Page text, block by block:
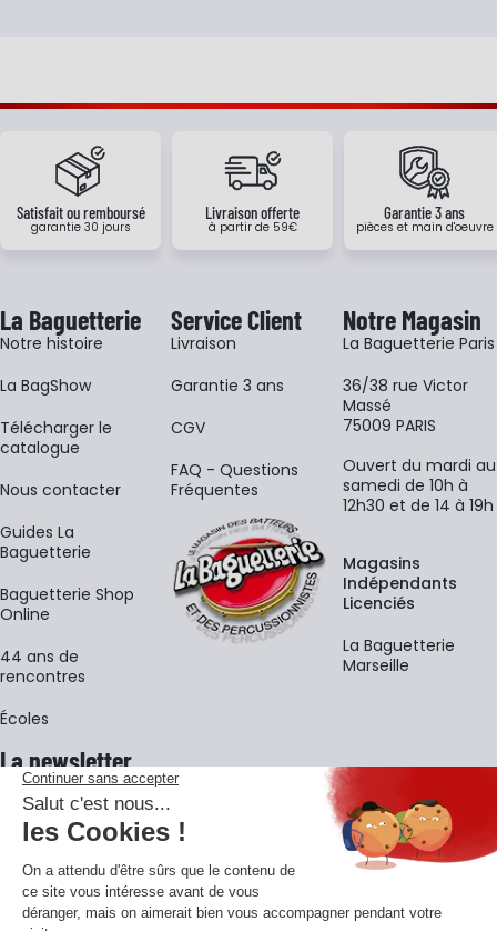
Satisfait ou remboursé
garantie 30 jours
Livraison offerte
à partir de 59€
Garantie 3 ans
pièces et main d'oeuvre
La Baguetterie
Notre histoire
La BagShow
​Télécharger le
catalogue
Nous contacter
Guides La
Baguetterie
Baguetterie Shop
Online
44 ans de
rencontres
Écoles
Service Client
Livraison
Garantie 3 ans
CGV
FAQ - Questions
Fréquentes
Notre Magasin
La Baguetterie Paris
36/38 rue Victor
Massé
75009 PARIS
Ouvert du mardi au
samedi de 10h à
12h30 et de 14 à 19h
Magasins
Indépendants
Licenciés
La Baguetterie
Marseille
La newsletter
Adresse e-mail
En vous inscrivant à notre newsletter, vous acceptez notrepolitique de
Retrouvons-nous sur